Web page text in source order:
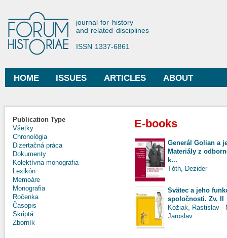
Forum Historiae
journal for history
and related disciplines
ISSN 1337-6861
Main menu
HOME ISSUES ARTICLES ABOUT
Publication Type
Všetky
Chronológia
Dizertačná práca
Dokumenty
Kolektívna monografia
Lexikón
Memoáre
Monografia
Ročenka
Časopis
Skriptá
Zborník
E-books
Generál Golian a
Materiály z
k...
Tóth, Dezider
Svätec a jeho
spoločnosti. Zv. II
Kožiak, Rastislav -
Jaroslav